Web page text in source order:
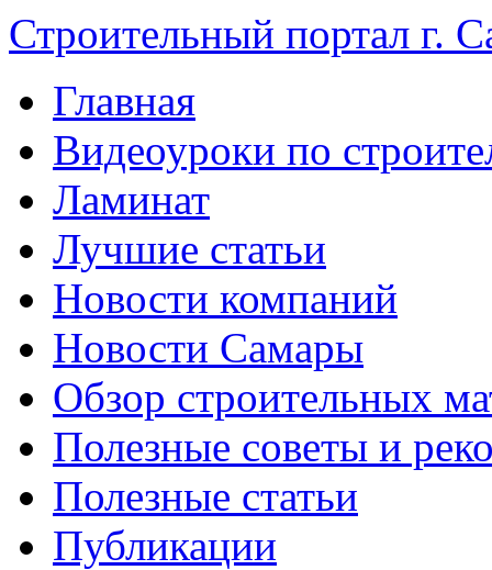
Строительный портал г.
Главная
Видеоуроки по
Ламинат
Лучшие статьи
Новости компаний
Новости Самары
Обзор строительных
Полезные советы и
Полезные статьи
Публикации